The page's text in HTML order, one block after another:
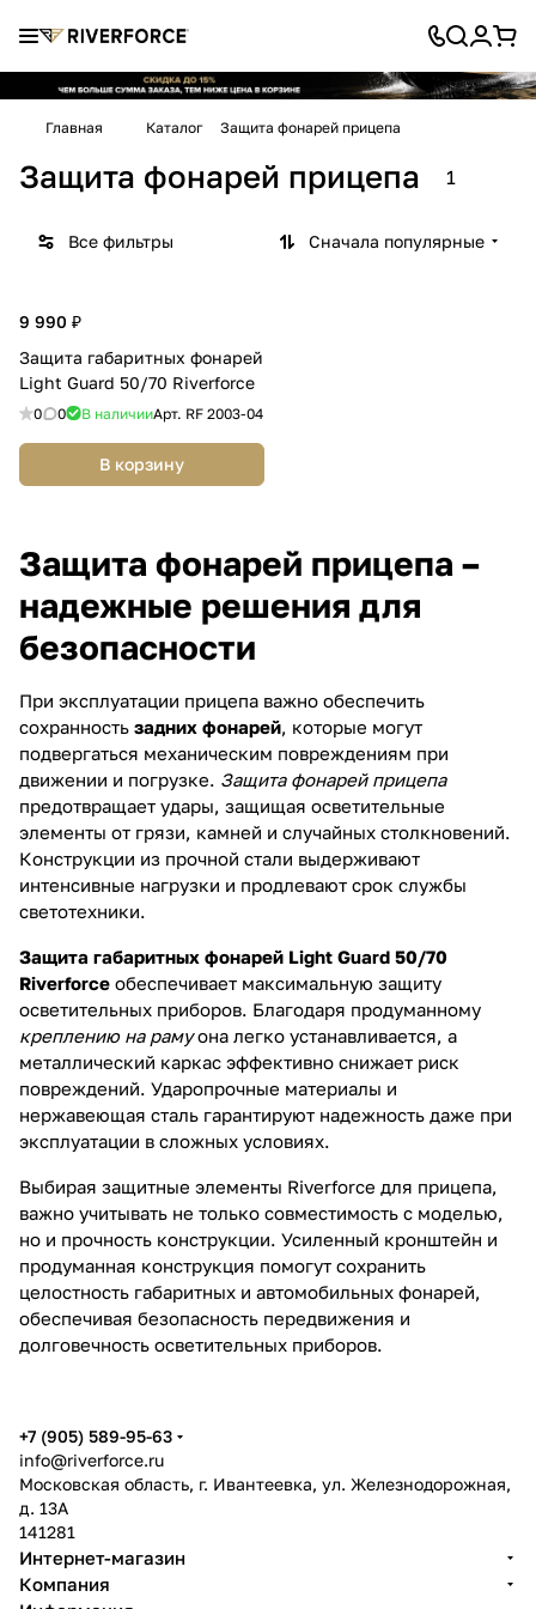
Главная Каталог Защита фонарей прицепа
Защита фонарей прицепа 1
Все фильтры Сначала популярные
9 990 ₽
Защита габаритных фонарей
Light Guard 50/70 Riverforce
0 0 В наличииАрт. RF 2003-04
В корзину
Защита фонарей прицепа –
надежные решения для
безопасности
При эксплуатации прицепа важно обеспечить
сохранность задних фонарей, которые могут
подвергаться механическим повреждениям при
движении и погрузке. Защита фонарей прицепа
предотвращает удары, защищая осветительные
элементы от грязи, камней и случайных столкновений.
Конструкции из прочной стали выдерживают
интенсивные нагрузки и продлевают срок службы
светотехники.
Защита габаритных фонарей Light Guard 50/70
Riverforce обеспечивает максимальную защиту
осветительных приборов. Благодаря продуманному
креплению на рамуона легко устанавливается, а
металлический каркас эффективно снижает риск
повреждений. Ударопрочные материалы и
нержавеющая сталь гарантируют надежность даже при
эксплуатации в сложных условиях.
Выбирая защитные элементы Riverforce для прицепа,
важно учитывать не только совместимость с моделью,
но и прочность конструкции. Усиленный кронштейн и
продуманная конструкция помогут сохранить
целостность габаритных и автомобильных фонарей,
обеспечивая безопасность передвижения и
долговечность осветительных приборов.
+7 (905) 589-95-63
info@riverforce.ru
Московская область, г. Ивантеевка, ул. Железнодорожная,
д. 13А
141281
Интернет-магазин
Компания